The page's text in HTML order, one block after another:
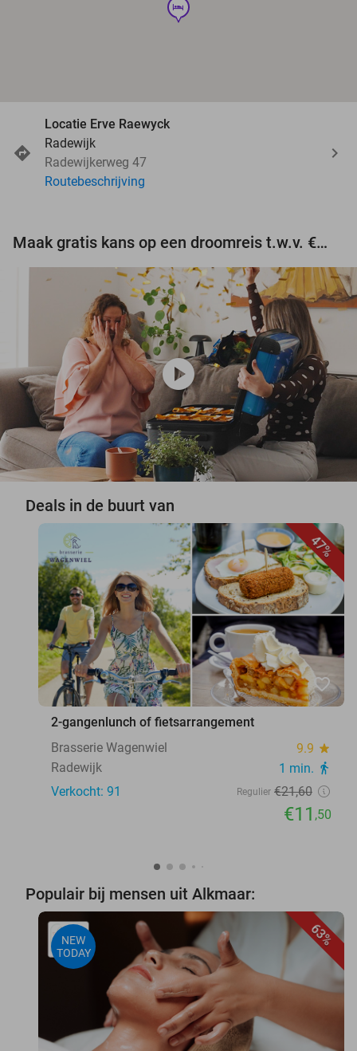
hotel
Locatie Erve Raewyck
Radewijk
Radewijkerweg 47
Routebeschrijving
Maak gratis kans op een droomreis t.w.v. €3.000!
play_circle
Deals in de buurt van
47%
favorite_border
2-gangenlunch of fietsarrangement
Brasserie Wagenwiel
9.9 star
Radewijk 1 min. directions_walk
Verkocht: 91 Regulier €21,60
€11 ,50
Populair bij mensen uit Alkmaar:
63%
NEW
TODAY